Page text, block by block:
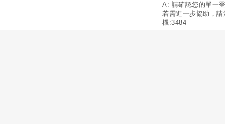
A: 請確認您的單一
若需進一步協助，
機:3484